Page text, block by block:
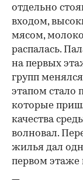
отдельно
входом,
мясом,
распалась.
на первых
групп
этапом стало
которые
качества
волновал.
жилья дал
первом этаже